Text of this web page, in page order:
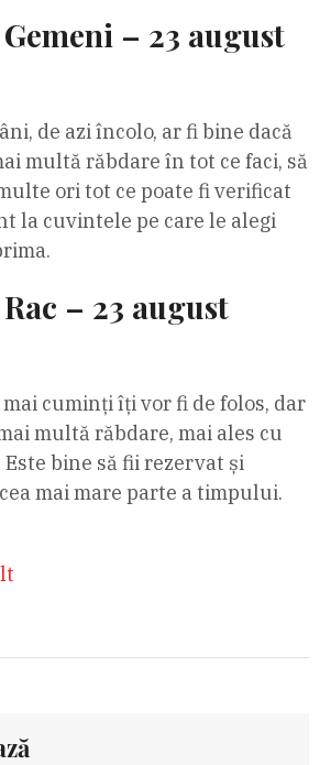
– 23 august
de azi încolo, ar fi bine dacă
multă răbdare în tot ce faci, să
ori tot ce poate fi verificat
la cuvintele pe care le alegi
– 23 august
cuminți îți vor fi de folos, dar
multă răbdare, mai ales cu
bine să fii rezervat și
mai mare parte a timpului.